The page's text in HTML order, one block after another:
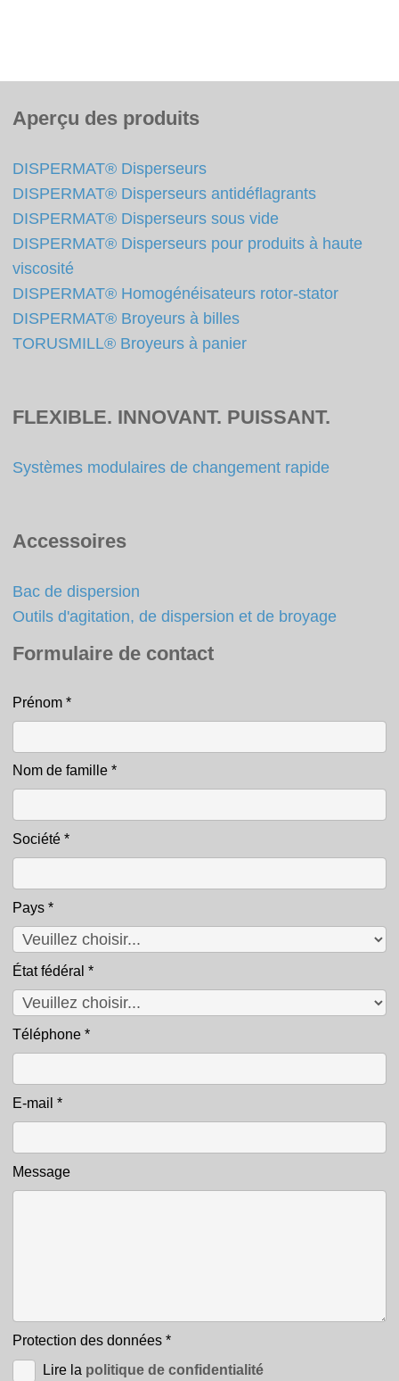
Aperçu des produits
DISPERMAT® Disperseurs
DISPERMAT® Disperseurs antidéflagrants
DISPERMAT® Disperseurs sous vide
DISPERMAT® Disperseurs pour produits à haute
viscosité
DISPERMAT® Homogénéisateurs rotor-stator
DISPERMAT® Broyeurs à billes
TORUSMILL® Broyeurs à panier
FLEXIBLE. INNOVANT. PUISSANT.
Systèmes modulaires de changement rapide
Accessoires
Bac de dispersion
Outils d'agitation, de dispersion et de broyage
Formulaire de contact
Contact
Prénom *
Nom de famille *
Société *
Pays *
État fédéral *
Téléphone *
E-mail *
Message
Protection des données *
Lire la politique de confidentialité